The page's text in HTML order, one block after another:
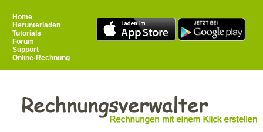
Home
Herunterladen
Tutorials
Forum
Support
Online-Rechnung